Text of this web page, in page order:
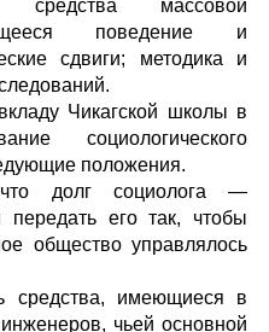
средства массовой
поведение и
сдвиги; методика и
Чикагской школы в
социологического
положения.
долг социолога —
его так, чтобы
общество управлялось
средства, имеющиеся в
чьей основной